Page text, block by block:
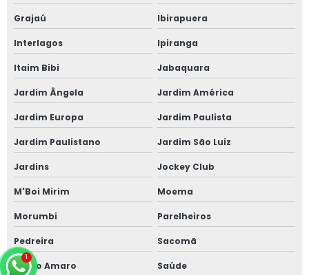
Grajaú Ibirapuera
Interlagos Ipiranga
Itaim Bibi Jabaquara
Jardim Ângela Jardim América
Jardim Europa Jardim Paulista
Jardim Paulistano Jardim São Luiz
Jardins Jockey Club
M'Boi Mirim Moema
Morumbi Parelheiros
Pedreira Sacomã
Santo Amaro Saúde